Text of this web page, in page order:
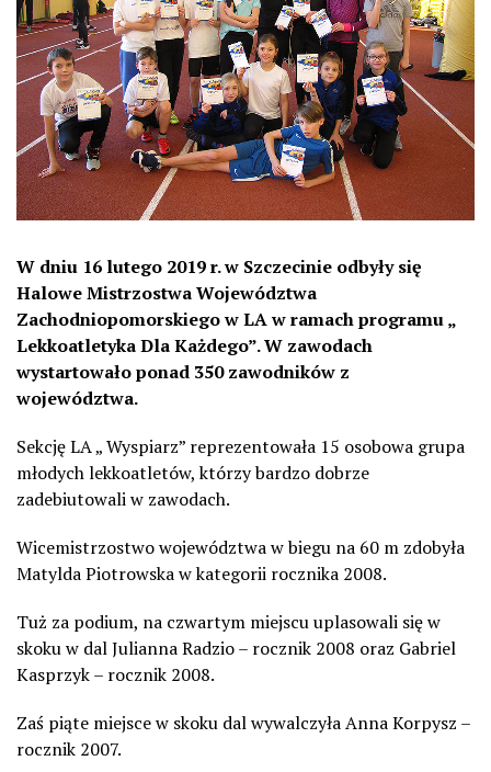
W dniu 16 lutego 2019 r. w Szczecinie odbyły się
Halowe Mistrzostwa Województwa
Zachodniopomorskiego w LA w ramach programu „
Lekkoatletyka Dla Każdego”.W zawodach
wystartowało ponad 350 zawodników z
województwa.
Sekcję LA „ Wyspiarz” reprezentowała 15 osobowa grupa
młodych lekkoatletów, którzy bardzo dobrze
zadebiutowali w zawodach.
Wicemistrzostwo województwa w biegu na 60 m zdobyła
Matylda Piotrowska w kategorii rocznika 2008.
Tuż za podium, na czwartym miejscu uplasowali się w
skoku w dal Julianna Radzio – rocznik 2008 oraz Gabriel
Kasprzyk – rocznik 2008.
Zaś piąte miejsce w skoku dal wywalczyła Anna Korpysz –
rocznik 2007.